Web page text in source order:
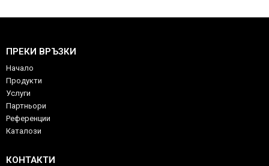
ПРЕКИ ВРЪЗКИ
Начало
Продукти
Услуги
Партньори
Референции
Каталози
КОНТАКТИ